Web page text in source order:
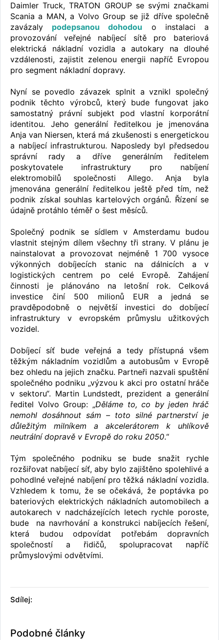
Daimler Truck, TRATON GROUP se svými značkami
Scania a MAN, a Volvo Group se již dříve společně
zavázaly podepsanou dohodou o instalaci a
provozování veřejné nabíjecí sítě pro bateriová
elektrická nákladní vozidla a autokary na dlouhé
vzdálenosti, zajistit zelenou energii napříč Evropou
pro segment nákladní dopravy.
Nyní se povedlo závazek splnit a vznikl společný
podnik těchto výrobců, který bude fungovat jako
samostatný právní subjekt pod vlastní korporátní
identitou. Jeho generální ředitelkou je jmenována
Anja van Niersen, která má zkušenosti s energetickou
a nabíjecí infrastrukturou. Naposledy byl předsedou
správní rady a dříve generálním ředitelem
poskytovatele infrastruktury pro nabíjení
elektromobilů společnosti Allego. Anja byla
jmenována generální ředitelkou ještě před tím, než
podnik získal souhlas kartelových orgánů. Řízení se
údajně protáhlo téměř o šest měsíců.
Společný podnik se sídlem v Amsterdamu budou
vlastnit stejným dílem všechny tři strany. V plánu je
nainstalovat a provozovat nejméně 1 700 vysoce
výkonných dobíjecích stanic na dálnicích a v
logistických centrem po celé Evropě. Zahájení
činnosti je plánováno na letošní rok. Celková
investice činí 500 milionů EUR a jedná se
pravděpodobně o největší investici do dobíjecí
infrastruktury v evropském průmyslu užitkových
vozidel.
Dobíjecí síť bude veřejná a tedy přístupná všem
těžkým nákladním vozidlům a autobusům v Evropě
bez ohledu na jejich značku. Partneři nazvali spuštění
společného podniku „výzvou k akci pro ostatní hráče
v sektoru“. Martin Lundstedt, prezident a generální
ředitel Volvo Group: „Děláme to, co by jeden hráč
nemohl dosáhnout sám – toto silné partnerství je
důležitým milníkem a akcelerátorem k uhlíkově
neutrální dopravě v Evropě do roku 2050.“
Tým společného podniku se bude snažit rychle
rozšiřovat nabíjecí síť, aby bylo zajištěno spolehlivé a
pohodlné veřejné nabíjení pro těžká nákladní vozidla.
Vzhledem k tomu, že se očekává, že poptávka po
bateriových elektrických nákladních automobilech a
autokarech v nadcházejících letech rychle poroste,
bude na navrhování a konstrukci nabíjecích řešení,
která budou odpovídat potřebám dopravních
společností a řidičů, spolupracovat napříč
průmyslovými odvětvími.
Sdílej:
Podobné články